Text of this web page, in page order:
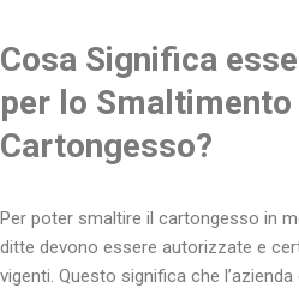
Cosa Significa
per lo Smaltimento
Cartongesso?
Per poter smaltire il cartongesso in
ditte devono essere autorizzate e
vigenti. Questo significa che